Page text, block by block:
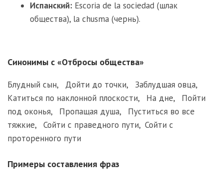
Испанский: Escoria de la sociedad (шлак
общества), la chusma (чернь).
Синонимы с «Отбросы общества»
Блудный сын, Дойти до точки, Заблудшая овца,
Катиться по наклонной плоскости, На дне, Пойти
под оконья, Пропащая душа, Пуститься во все
тяжкие, Сойти с праведного пути, Сойти с
проторенного пути
Примеры составления фраз